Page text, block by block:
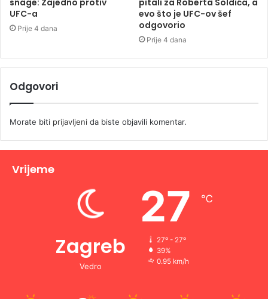
snage: Zajedno protiv
UFC-a
Prije 4 dana
pitali za Roberta Soldića, a
evo što je UFC-ov šef
odgovorio
Prije 4 dana
Odgovori
Morate biti prijavljeni da biste objavili komentar.
Vrijeme
Zagreb
Vedro
27 ℃
27º - 27º
39%
0.95 km/h